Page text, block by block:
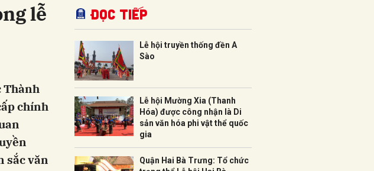
lễ
Thành
chính
sắc văn
Đọc tiếp
Lễ hội truyền thống đền A
Sào
Lễ hội Mường Xia (Thanh
Hóa) được công nhận là Di
sản văn hóa phi vật thể quốc
gia
Quận Hai Bà Trưng: Tổ chức